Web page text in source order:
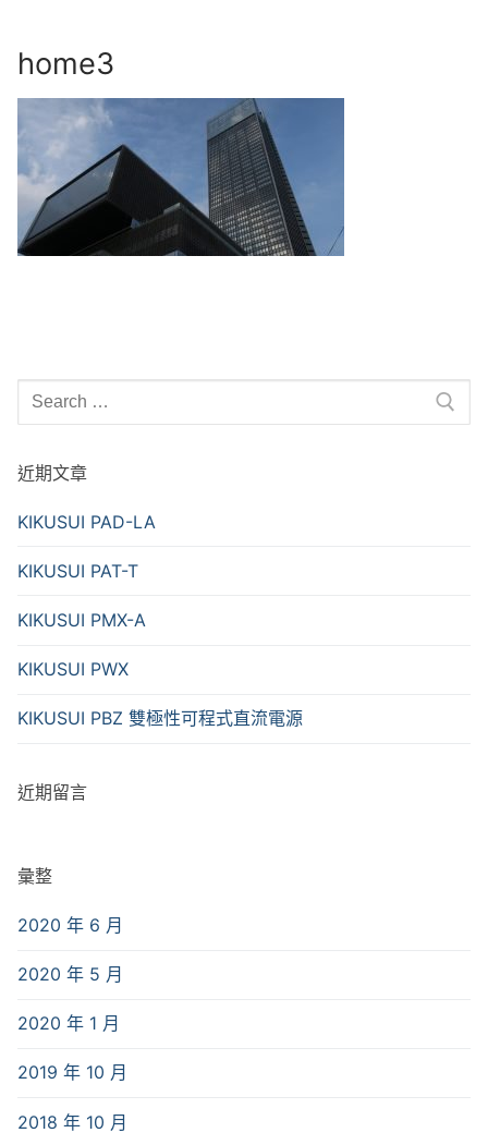
content
home3
Search
近期文章
KIKUSUI PAD-LA
KIKUSUI PAT-T
KIKUSUI PMX-A
KIKUSUI PWX
KIKUSUI PBZ 雙極性可程式直流電源
近期留言
彙整
2020 年 6 月
2020 年 5 月
2020 年 1 月
2019 年 10 月
2018 年 10 月